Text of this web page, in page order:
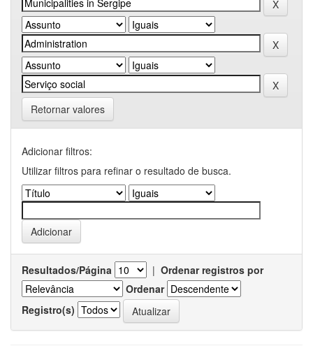
Retornar valores
Adicionar filtros:
Utilizar filtros para refinar o resultado de busca.
Resultados/Página | Ordenar registros por
Ordenar
Registro(s)